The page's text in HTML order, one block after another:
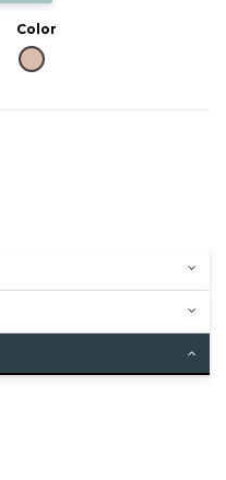
Color
TAUPE